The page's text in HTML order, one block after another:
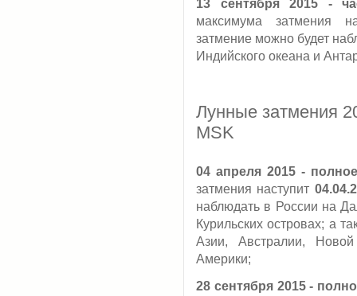
13 сентября 2015 -
максимума затмения
затмение можно будет
Индийского океана и
Лунные затмения
MSK
04 апреля 2015 -
затмения наступит
наблюдать в России на
Курильских островах; а
Азии, Австралии,
Америки;
28 сентября 2015 -